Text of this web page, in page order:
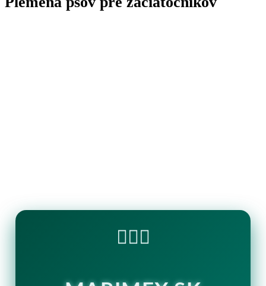
🏊‍♂️💧